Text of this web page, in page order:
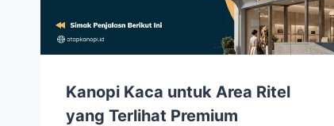
Kanopi Kaca untuk Area Ritel
yang Terlihat Premium